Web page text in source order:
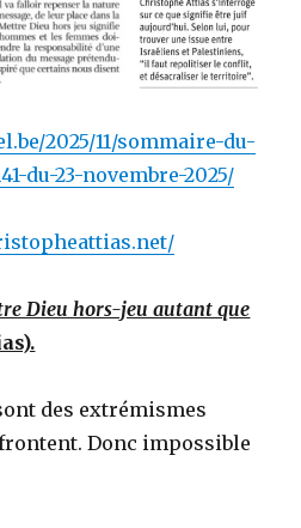
2025/11/sommaire-du-
du-23-novembre-2025/
Dieu hors-jeu autant que
des extrémismes
Donc impossible